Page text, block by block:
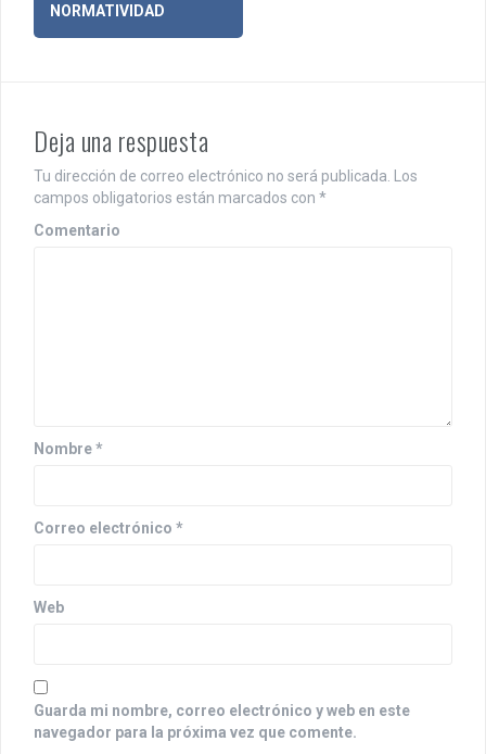
e
c
i
ó
t
a
a
NORMATIVIDAD
Deja una respuesta
Tu dirección de correo electrónico no será publicada.
Los
campos obligatorios están marcados con *
Comentario
Nombre*
Correo electrónico *
Web
Guarda mi nombre, correo electrónico y web en este
navegador para la próxima vez que comente.